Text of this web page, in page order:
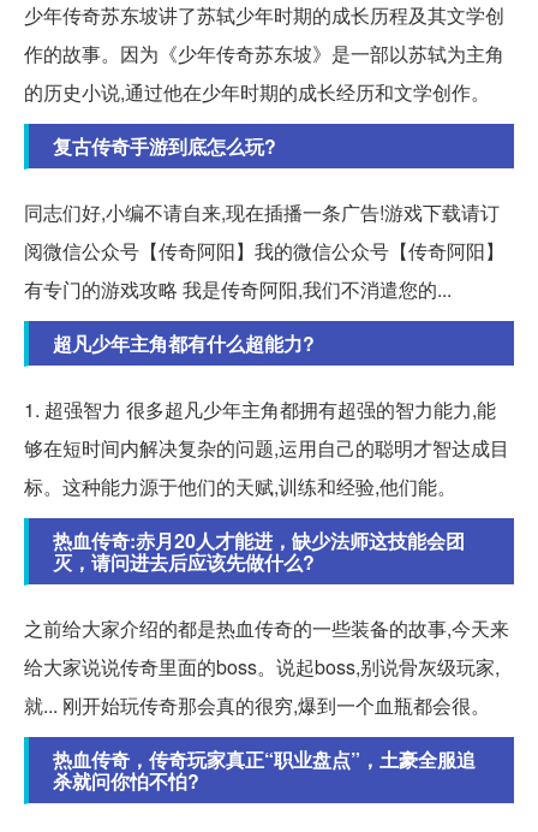
少年传奇苏东坡讲了苏轼少年时期的成长历程及其文学创
作的故事。因为《少年传奇苏东坡》是一部以苏轼为主角
的历史小说,通过他在少年时期的成长经历和文学创作。
复古传奇手游到底怎么玩?
同志们好,小编不请自来,现在插播一条广告!游戏下载请订
阅微信公众号【传奇阿阳】我的微信公众号【传奇阿阳】
有专门的游戏攻略 我是传奇阿阳,我们不消遣您的...
超凡少年主角都有什么超能力?
1. 超强智力 很多超凡少年主角都拥有超强的智力能力,能
够在短时间内解决复杂的问题,运用自己的聪明才智达成目
标。这种能力源于他们的天赋,训练和经验,他们能。
热血传奇:赤月20人才能进，缺少法师这技能会团
灭，请问进去后应该先做什么?
之前给大家介绍的都是热血传奇的一些装备的故事,今天来
给大家说说传奇里面的boss。说起boss,别说骨灰级玩家,
就... 刚开始玩传奇那会真的很穷,爆到一个血瓶都会很。
热血传奇，传奇玩家真正“职业盘点”，土豪全服追
杀就问你怕不怕?